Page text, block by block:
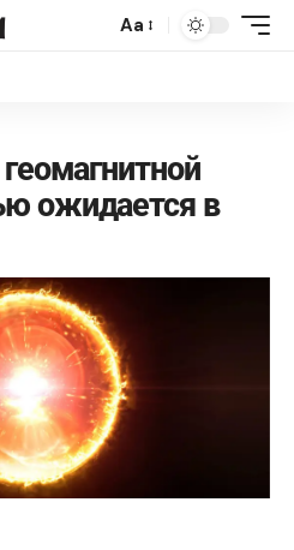
Aa
ожидается в